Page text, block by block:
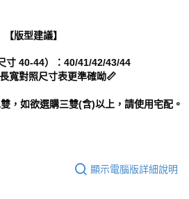
【版型建議】
寸 40-44）：40/41/42/43/44
寬對照尺寸表更準確呦📏
，如欲選購三雙(含)以上，請使用宅配。
顯示電腦版詳細說明